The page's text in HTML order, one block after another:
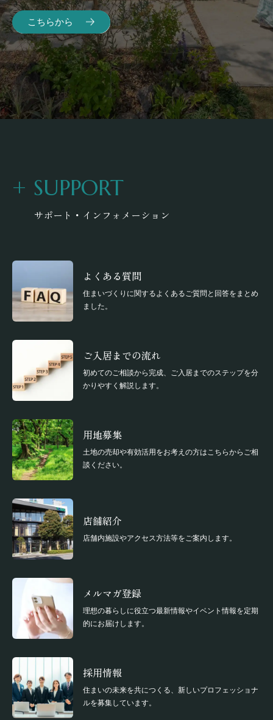
こちらから
+ SUPPORT
サポート・インフォメーション
よくある質問
住まいづくりに関するよくあるご質問と回答をまとめ
ました。
ご入居までの流れ
初めてのご相談から完成、ご入居までのステップを分
かりやすく解説します。
用地募集
土地の売却や有効活用をお考えの方はこちらからご相
談ください。
店舗紹介
店舗内施設やアクセス方法等をご案内します。
メルマガ登録
理想の暮らしに役立つ最新情報やイベント情報を定期
的にお届けします。
採用情報
住まいの未来を共につくる、新しいプロフェッショナ
ルを募集しています。